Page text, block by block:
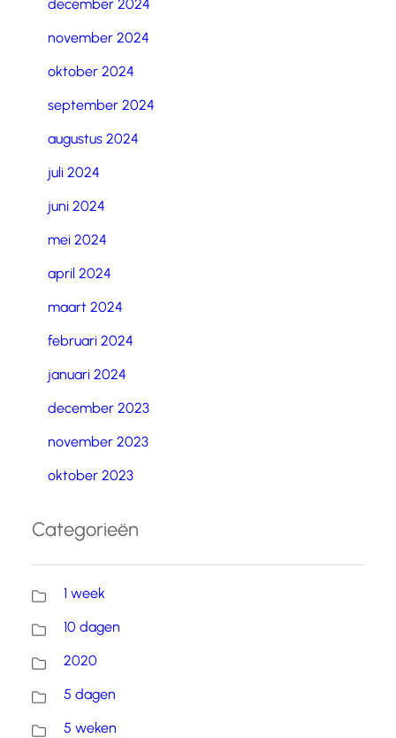
december 2024
november 2024
oktober 2024
september 2024
augustus 2024
juli 2024
juni 2024
mei 2024
april 2024
maart 2024
februari 2024
januari 2024
december 2023
november 2023
oktober 2023
Categorieën
1 week
10 dagen
2020
5 dagen
5 weken